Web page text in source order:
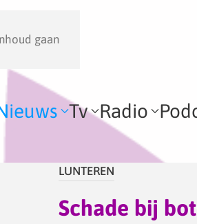
gaan
Tv Radio
LUNTEREN
Schade bij